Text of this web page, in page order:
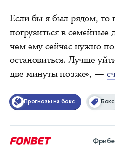
Если бы я был рядом, то
погрузиться в семейные
чем ему сейчас нужно
остановиться. Лучше
две минуты позже», —
Прогнозы на бокс Бокс